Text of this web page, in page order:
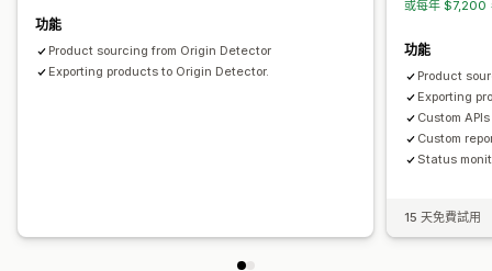
功能
Product sourcing from Origin Detector
Exporting products to Origin Detector.
或每年 $7,200
功能
Product
Exporting
Custom
Custom
Status
15 天免費試用